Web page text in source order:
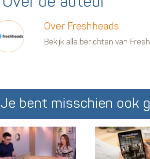
Over Freshheads
Bekijk alle berichten van
Je bent misschien ook